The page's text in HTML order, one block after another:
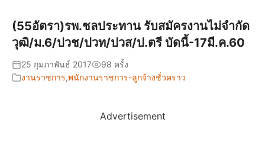
(55อัตรา)รพ.ชลประทาน รับสมัครงานไม่จำกัด
วุฒิ/ม.6/ปวช/ปวท/ปวส/ป.ตรี บัดนี้-17มี.ค.60
25 กุมภาพันธ์ 2017
98 ครั้ง
งานราชการ,พนักงานราชการ-ลูกจ้างชั่วคราว
Advertisement